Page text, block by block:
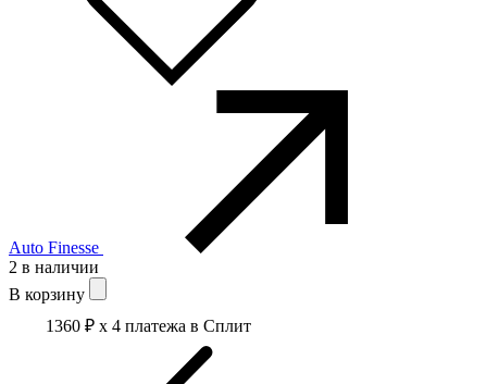
Auto Finesse
2 в наличии
В корзину
1360 ₽x 4 платежа в Сплит